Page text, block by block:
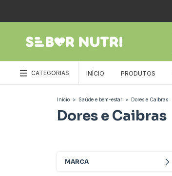
CATEGORIAS INÍCIO PRODUTOS
Início > Saúde e bem-estar > Dores e Caibras
Dores e Caibras
MARCA